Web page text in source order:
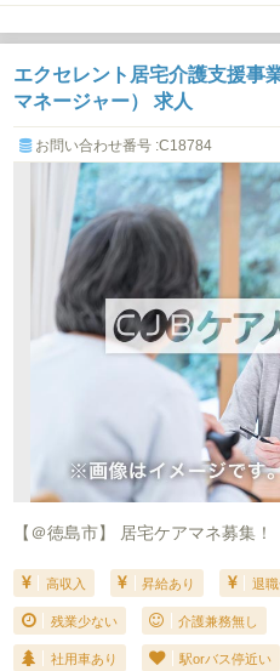
エクセレント居宅介護支援事
マネージャー） 求人
お問い合わせ番号 :C18784
【＠徳島市】 居宅ケアマネ募集！
高収入 昇給あり 退
残業少ない 介護兼務無し
社用車あり 駅orバス停近い